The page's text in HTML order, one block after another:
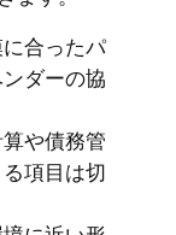
合ったパ
ダーの協
や債務管
項目は切